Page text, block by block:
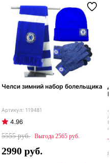
Челси зимний набор болельщика
119481
4.96
5555
2565
2990
/